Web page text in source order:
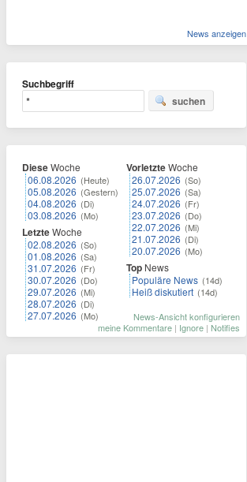
News anzeigen
Suchbegriff
suchen
DieseWoche
06.08.2026 (Heute)
05.08.2026 (Gestern)
04.08.2026 (Di)
03.08.2026 (Mo)
LetzteWoche
02.08.2026 (So)
01.08.2026 (Sa)
31.07.2026 (Fr)
30.07.2026 (Do)
29.07.2026 (Mi)
28.07.2026 (Di)
27.07.2026 (Mo)
VorletzteWoche
26.07.2026 (So)
25.07.2026 (Sa)
24.07.2026 (Fr)
23.07.2026 (Do)
22.07.2026 (Mi)
21.07.2026 (Di)
20.07.2026 (Mo)
Top News
Populäre News (14d)
Heiß diskutiert (14d)
News-Ansicht konfigurieren
meine Kommentare | Ignore | Notifies